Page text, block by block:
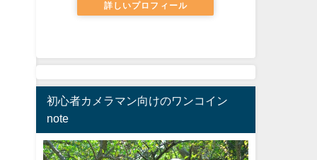
詳しいプロフィール
初心者カメラマン向けのワンコイン
note